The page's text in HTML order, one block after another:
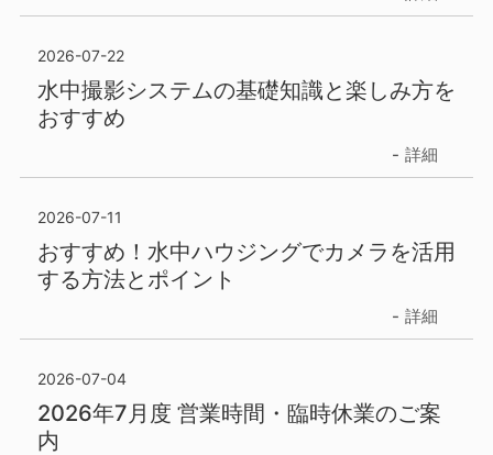
2026-07-22
水中撮影システムの基礎知識と楽しみ方を
おすすめ
詳細
2026-07-11
おすすめ！水中ハウジングでカメラを活用
する方法とポイント
詳細
2026-07-04
2026年7月度 営業時間・臨時休業のご案
内